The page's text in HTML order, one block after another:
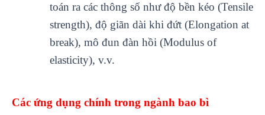
toán ra các thông số như độ bền kéo (Tensile
strength), độ giãn dài khi đứt (Elongation at
break), mô đun đàn hồi (Modulus of
elasticity), v.v.
Các ứng dụng chính trong ngành bao bì